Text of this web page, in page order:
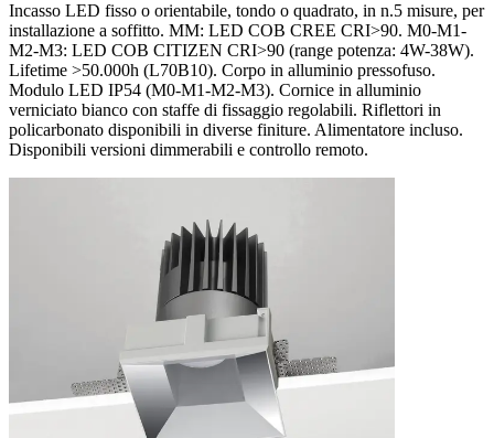
Incasso LED fisso o orientabile, tondo o quadrato, in n.5 misure, per
installazione a soffitto. MM: LED COB CREE CRI>90. M0-M1-
M2-M3: LED COB CITIZEN CRI>90 (range potenza: 4W-38W).
Lifetime >50.000h (L70B10). Corpo in alluminio pressofuso.
Modulo LED IP54 (M0-M1-M2-M3). Cornice in alluminio
verniciato bianco con staffe di fissaggio regolabili. Riflettori in
policarbonato disponibili in diverse finiture. Alimentatore incluso.
Disponibili versioni dimmerabili e controllo remoto.